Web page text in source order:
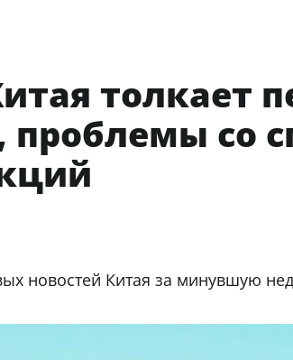
толкает
проблемы со
новостей Китая за минувшую